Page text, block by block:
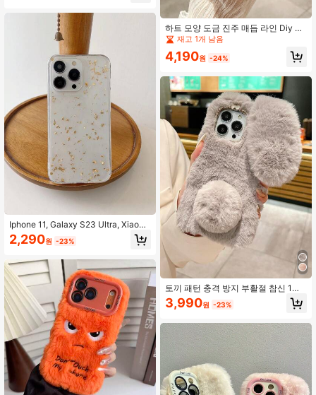
S23 S24 S25 S26 Plus Ultra A14 A1
5 A16 A17 A05S A35 A26 A36 A56
A54 A55 A56 4G/5G 호환, 손목 스트
랩 스프링 선물 보호 커버
Iphone 11, Galaxy S23 Ultra, Xiaomi
Mi 11 Lite과 호환되는 골드 호일 클리
어 폰 케이스
2,290원 -23%
하트 모양 도금 진주 매듭 라인 Diy 꾸
미기재고 1개 남음
4,190원 -24%
토끼 패턴 충격 방지 부활절 참신 1개
털복숭이 3D 토끼 휴대폰 케이스 아이
폰 호환/레드미 호환/OPPO 호환/폰
활절 선물 생일 엄마 선물
3,990원 -23%